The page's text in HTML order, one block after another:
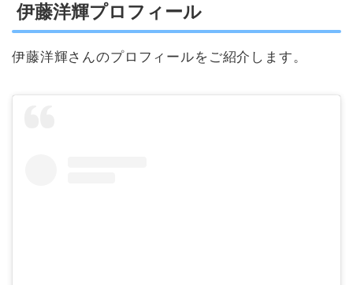
伊藤洋輝プロフィール
伊藤洋輝さんのプロフィールをご紹介します。